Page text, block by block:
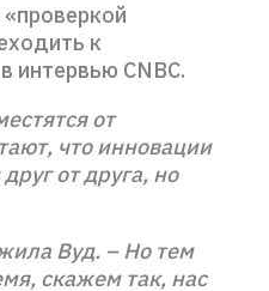
к
интервью CNBC.
от
что инновации
от друга, но
Вуд. – Но тем
скажем так, нас